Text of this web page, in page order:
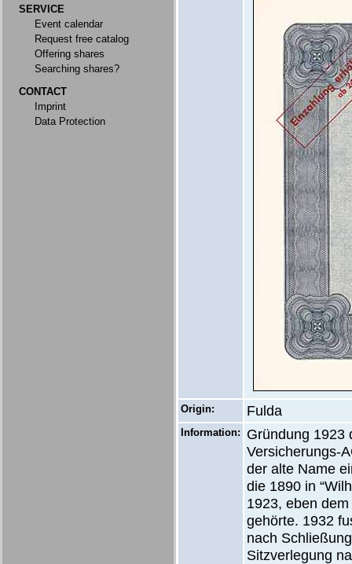
SERVICE
Event calendar
Request free catalog
Offering shares
Searching shares?
CONTACT
Imprint
Data Protection
Origin: Fulda
Information:
Gründung 1923
Versicherungs-
der alte Name
die 1890 in
1923, eben
gehörte. 1932
nach
Sitzverlegung